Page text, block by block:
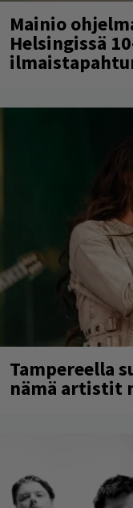
Mainio
Helsingissä
Tampereella
nämä artistit